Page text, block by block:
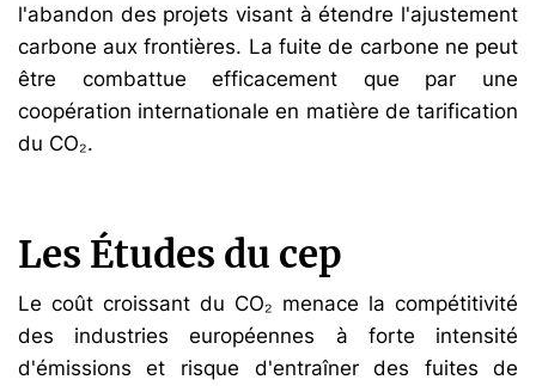
l'abandon des projets visant à étendre l'ajustement
carbone aux frontières. La fuite de carbone ne peut
être combattue efficacement que par une
coopération internationale en matière de tarification
du CO₂.
Les Études du cep
Le coût croissant du CO₂ menace la compétitivité
des industries européennes à forte intensité
d'émissions et risque d'entraîner des fuites de